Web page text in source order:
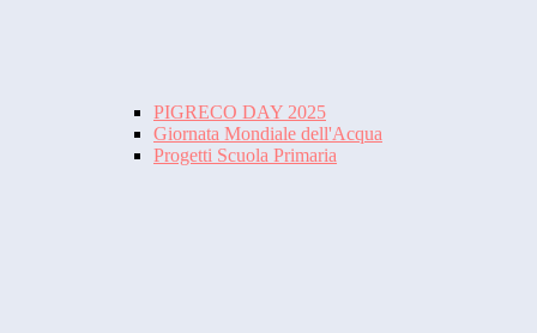
PIGRECO DAY 2025
Giornata Mondiale dell'Acqua
Progetti Scuola Primaria